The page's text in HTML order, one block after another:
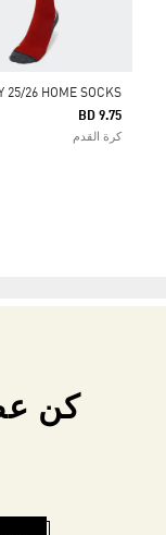
25/26 HOME SOCKS
BD 9.75
كرة القدم
كن